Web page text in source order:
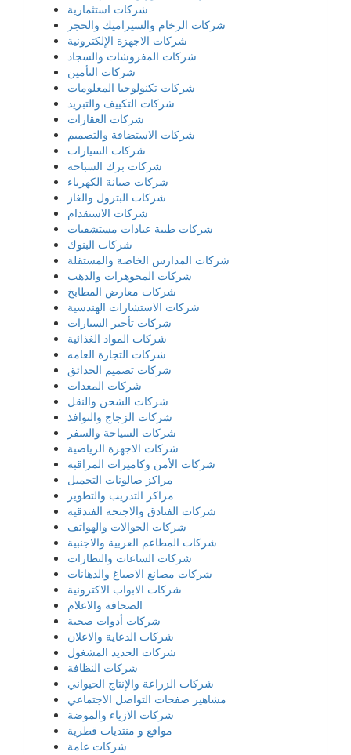
شركات استثمارية
شركات الرخام والسيراميك والحجر
شركات الاجهزة الإلكترونية
شركات المفروشات والسجاد
شركات التأمين
شركات تكنولوجيا المعلومات
شركات التكييف والتبريد
شركات العقارات
شركات الاستضافة والتصميم
شركات السيارات
شركات برك السباحة
شركات صيانة الكهرباء
شركات البترول والغاز
شركات الاستقدام
شركات طبية عيادات مستشفيات
شركات البنوك
شركات المدارس الخاصة والمستقلة
شركات المجوهرات والذهب
شركات معارض المطابخ
شركات الاستشارات الهندسية
شركات تأجير السيارات
شركات المواد الغذائية
شركات التجارة العامه
شركات تصميم الحدائق
شركات المعدات
شركات الشحن والنقل
شركات الزجاج والنوافذ
شركات السياحة والسفر
شركات الاجهزة الرياضية
شركات الأمن وكاميرات المراقبة
مراكز صالونات التجميل
مراكز التدريب والتطوير
شركات الفنادق والاجنحة الفندقية
شركات الجوالات والهواتف
شركات المطاعم العربية والاجنبية
شركات الساعات والنظارات
شركات مصانع الاصباغ والدهانات
شركات الابواب الاكترونية
الصحافة والاعلام
شركات أدوات صحية
شركات الدعاية والاعلان
شركات الحديد المشغول
شركات النظافة
شركات الزراعة والإنتاج الحيواني
مشاهير صفحات التواصل الاجتماعي
شركات الازياء والموضة
مواقع و منتديات قطرية
شركات عامة